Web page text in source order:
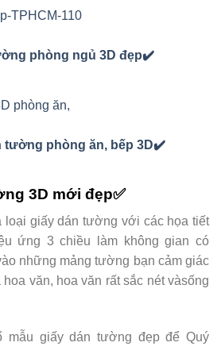
phòng ngủ 3D đẹp✔️
tường phòng ăn, bếp 3D✔️
3D mới đẹp✅
loại giấy dán tường với các họa tiết
ứng 3 chiều làm không gian có
những mảng tường bạn cảm giác
văn, hoa văn rất sắc nét vàsống
mẫu giấy dán tường đẹp để Quý